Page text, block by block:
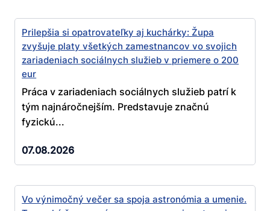
Prilepšia si opatrovateľky aj kuchárky: Župa
zvyšuje platy všetkých zamestnancov vo svojich
zariadeniach sociálnych služieb v priemere o 200
eur
Práca v zariadeniach sociálnych služieb patrí k
tým najnáročnejším. Predstavuje značnú
fyzickú...
07.08.2026
Vo výnimočný večer sa spoja astronómia a umenie.